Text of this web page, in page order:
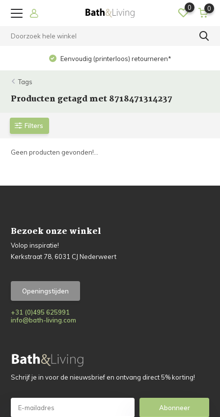
0 0
Eenvoudig (printerloos) retourneren*
Tags
Producten getagd met 8718471314237
Filters
Geen producten gevonden!...
Bezoek onze winkel
Volop inspiratie!
Kerkstraat 78, 6031 CJ Nederweert
Openingstijden
+31 (0)495 625991
info@bath-living.com
Schrijf je in voor de nieuwsbrief en ontvang direct 5% korting!
Abonneer